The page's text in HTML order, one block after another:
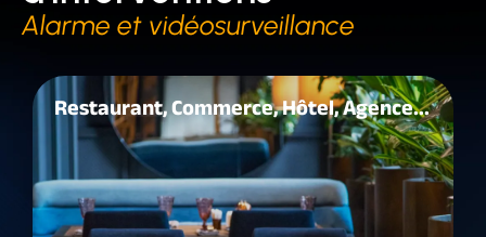
Alarme et vidéosurveillance
Restaurant, Commerce, Hôtel, Agence...